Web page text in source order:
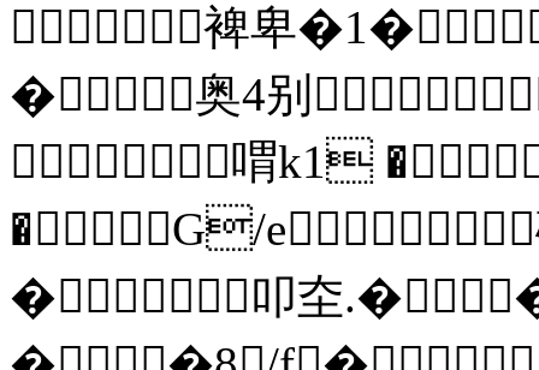
裨卑
�奥4别
喟k1
�G/
�叩圶